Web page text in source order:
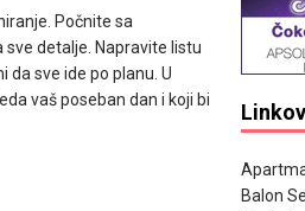
Počnite sa
detalje. Napravite listu
sve ide po planu. U
vaš poseban dan i koji bi
Balon